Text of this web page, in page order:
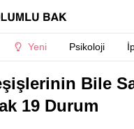
Yeni Psikoloji
Bile
19 Durum